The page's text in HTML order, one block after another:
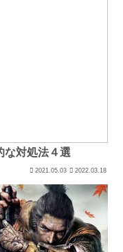
な対処法４選
2021.05.03 2022.03.18